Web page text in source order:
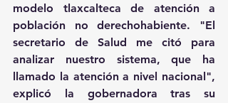
modelo tlaxcalteca de atención a
población no derechohabiente. "El
secretario de Salud me citó para
analizar nuestro sistema, que ha
llamado la atención a nivel nacional",
explicó la gobernadora tras su